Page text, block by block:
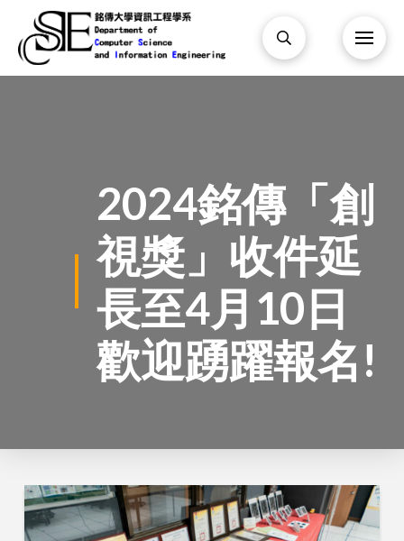
2024銘傳「創
視獎」收件延
長至4月10日
歡迎踴躍報名!